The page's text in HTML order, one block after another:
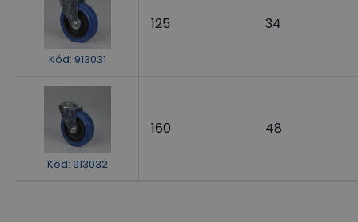
Kód: 913031
125 34
Kód: 913032
160 48